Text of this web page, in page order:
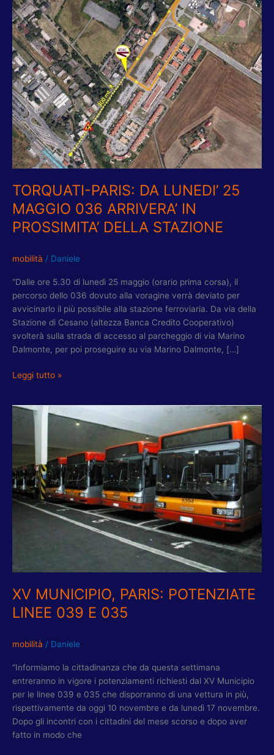
TORQUATI-PARIS: DA LUNEDI’ 25
MAGGIO 036 ARRIVERA’ IN
PROSSIMITA’ DELLA STAZIONE
mobilità / Daniele
“Dalle ore 5.30 di lunedì 25 maggio (orario prima corsa), il
percorso dello 036 dovuto alla voragine verrà deviato per
avvicinarlo il più possibile alla stazione ferroviaria. Da via della
Stazione di Cesano (altezza Banca Credito Cooperativo)
svolterà sulla strada di accesso al parcheggio di via Marino
Dalmonte, per poi proseguire su via Marino Dalmonte, […]
PARIS:
DA
LUNEDI’
25
MAGGIO
036
ARRIVERA’
IN
PROSSIMITA’
DELLA
STAZIONE
Leggi tutto »
XV MUNICIPIO, PARIS: POTENZIATE
LINEE 039 E 035
mobilità / Daniele
“Informiamo la cittadinanza che da questa settimana
entreranno in vigore i potenziamenti richiesti dal XV Municipio
per le linee 039 e 035 che disporranno di una vettura in più,
rispettivamente da oggi 10 novembre e da lunedì 17 novembre.
Dopo gli incontri con i cittadini del mese scorso e dopo aver
fatto in modo che
XV
MUNICIPIO,
POTENZIATE
LINEE
039
E
035